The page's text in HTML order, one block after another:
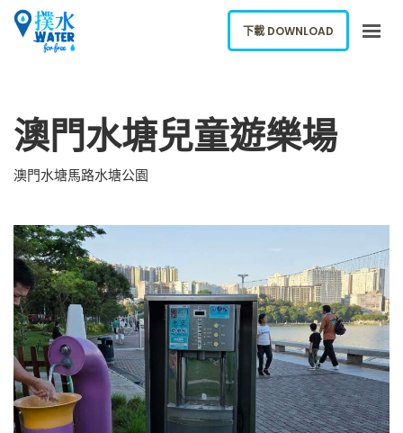
下載應用
ENGLISH
下載 DOWNLOAD
澳門水塘兒童遊樂場
澳門水塘馬路水塘公園
下載 DOWNLOAD